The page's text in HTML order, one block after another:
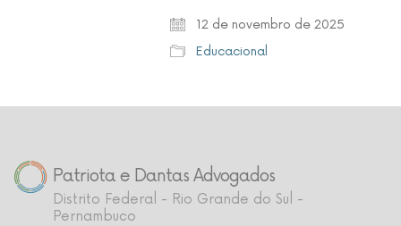
12 de novembro de 2025
Educacional
Patriota e Dantas Advogados
Distrito Federal - Rio Grande do Sul -
Pernambuco